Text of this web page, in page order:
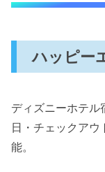
ハッピー
ディズニーホテル
日・チェックア
能。